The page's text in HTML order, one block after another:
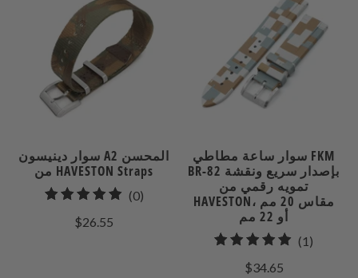
سوار دينيسون A2 المحسن
من HAVESTON Straps
(0)0
$26.55
سوار ساعة مطاطي FKM
BR-82 بإصدار سريع ونقشة
تمويه رقمي من
HAVESTON، مقاس 20 مم
أو 22 مم
(1)
$34.65